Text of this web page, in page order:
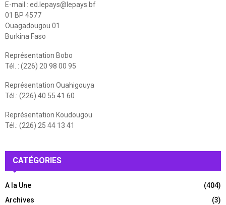
E-mail : ed.lepays@lepays.bf
01 BP 4577
Ouagadougou 01
Burkina Faso
Représentation Bobo
Tél. : (226) 20 98 00 95
Représentation Ouahigouya
Tél.: (226) 40 55 41 60
Représentation Koudougou
Tél.: (226) 25 44 13 41
CATÉGORIES
A la Une
(404)
Archives
(3)